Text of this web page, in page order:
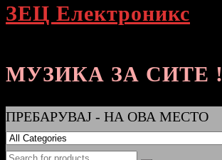
ЗЕЦ Електроникс
МУЗИКА ЗА СИТЕ !
ПРЕБАРУВАЈ - НА ОВА МЕСТО